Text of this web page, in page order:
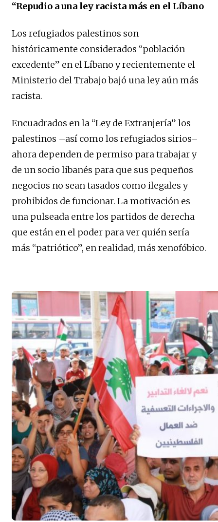
“Repudio a una ley racista más en el Líbano
Los refugiados palestinos son
históricamente considerados “población
excedente” en el Líbano y recientemente el
Ministerio del Trabajo bajó una ley aún más
racista.
Encuadrados en la “Ley de Extranjería” los
palestinos –así como los refugiados sirios–
ahora dependen de permiso para trabajar y
de un socio libanés para que sus pequeños
negocios no sean tasados como ilegales y
prohibidos de funcionar. La motivación es
una pulseada entre los partidos de derecha
que están en el poder para ver quién sería
más “patriótico”, en realidad, más xenofóbico.